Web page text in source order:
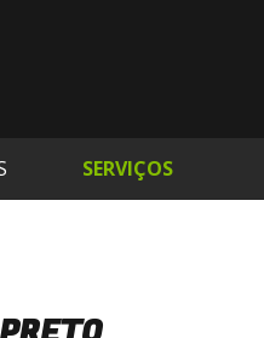
SERVIÇOS